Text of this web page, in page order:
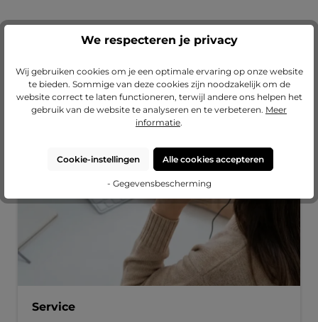
Onze diensten
Service
We respecteren je privacy
Wij gebruiken cookies om je een optimale ervaring op onze website
te bieden. Sommige van deze cookies zijn noodzakelijk om de
website correct te laten functioneren, terwijl andere ons helpen het
gebruik van de website te analyseren en te verbeteren. Meer
informatie.
Cookie-instellingen Alle cookies accepteren
- Gegevensbescherming